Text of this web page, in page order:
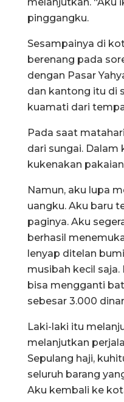
pinggangku.
Sesampainya di
berenang pada
dengan Pasar
dan kantong itu di
kuamati dari
Pada saat
dari sungai. Dalam
kukenakan
Namun, aku lupa
uangku. Aku baru
paginya. Aku
berhasil
lenyap ditelan
musibah kecil saja.
bisa mengganti
sebesar 3.000
Laki-laki itu
melanjutkan
Sepulang haji,
seluruh barang
Aku kembali ke